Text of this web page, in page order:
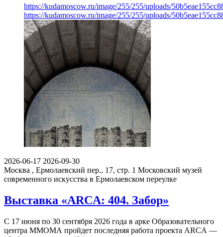
https://kudamoscow.ru/image/255/255/uploads/
https://kudamoscow.ru/image/255/255/uploads/
2026-06-17 2026-09-30
Москва , Ермолаевский пер., 17, стр. 1 Московский музей
современного искусства в Ермолаевском переулке
Выставка «ARCA: 404. Забор»
С 17 июня по 30 сентября 2026 года в арке Образовательного
центра ММОМА пройдет последняя работа проекта ARCA —